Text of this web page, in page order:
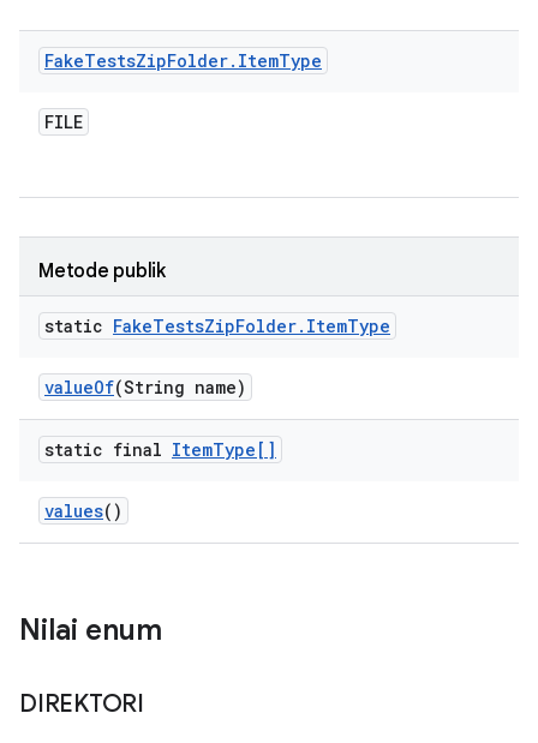
FakeTestsZipFolder. ItemType
FILE
Metode publik
static FakeTestsZipFolder. ItemType
valueOf(String name)
static final ItemType[]
values()
Nilai enum
DIREKTORI